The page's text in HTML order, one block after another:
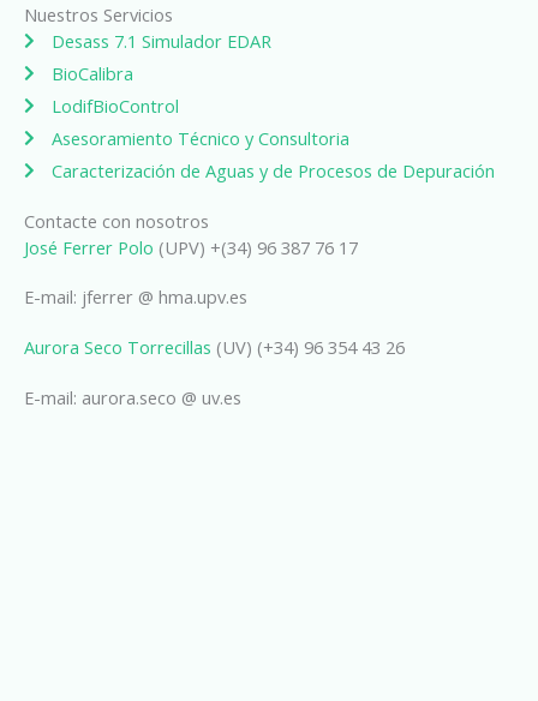
Nuestros Servicios
Desass 7.1 Simulador EDAR
BioCalibra
LodifBioControl
Asesoramiento Técnico y Consultoria
Caracterización de Aguas y de Procesos de Depuración
Contacte con nosotros
José Ferrer Polo (UPV) +(34) 96 387 76 17
E-mail: jferrer @ hma.upv.es
Aurora Seco Torrecillas (UV) (+34) 96 354 43 26
E-mail: aurora.seco @ uv.es